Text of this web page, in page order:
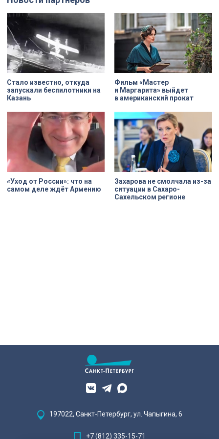
Стало известно, откуда
запускали беспилотники на
Казань
Фильм «Мастер
и Маргарита» выйдет
в американский прокат
«Уход от России»: что на
самом деле ждёт Армению
Захарова не смолчала из-за
ситуации в Сахаро-
Сахельском регионе
197022, Санкт-Петербург, ул. Чапыгина, 6
+7 (812) 335-15-71